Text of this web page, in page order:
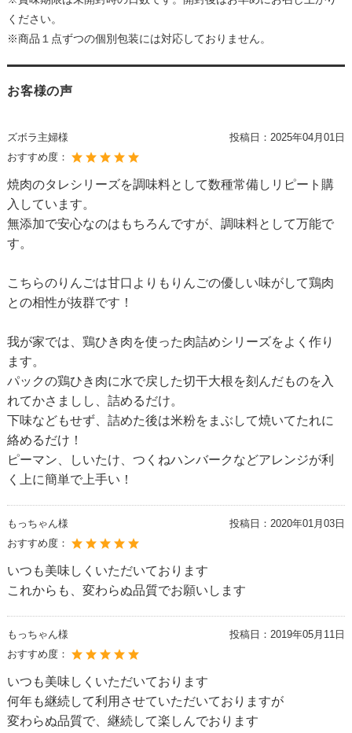
ください。
※商品１点ずつの個別包装には対応しておりません。
お客様の声
ズボラ主婦様 投稿日： 2025年04月01日
おすすめ度：
焼肉のタレシリーズを調味料として数種常備しリピート購
入しています。
無添加で安心なのはもちろんですが、調味料として万能で
す。
こちらのりんごは甘口よりもりんごの優しい味がして鶏肉
との相性が抜群です！
我が家では、鶏ひき肉を使った肉詰めシリーズをよく作り
ます。
パックの鶏ひき肉に水で戻した切干大根を刻んだものを入
れてかさましし、詰めるだけ。
下味などもせず、詰めた後は米粉をまぶして焼いてたれに
絡めるだけ！
ピーマン、しいたけ、つくねハンバークなどアレンジが利
く上に簡単で上手い！
もっちゃん様 投稿日： 2020年01月03日
おすすめ度：
いつも美味しくいただいております
これからも、変わらぬ品質でお願いします
もっちゃん様 投稿日： 2019年05月11日
おすすめ度：
いつも美味しくいただいております
何年も継続して利用させていただいておりますが
変わらぬ品質で、継続して楽しんでおります